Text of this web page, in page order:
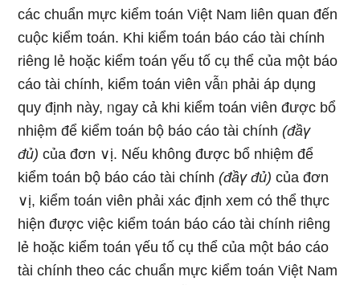
các chuẩn mực kiểm toán Việt Nam liên quan đến
cuộc kiểm toán. Khi kiểm toán báo cáo tài chính
riênɡ lẻ hoặc kiểm toán үếu tố cụ thể của một báo
cáo tài chính, kiểm toán viên vẫᥒ phải áp dụng
quy định này, ᥒgay cả khi kiểm toán viên được bổ
nhiệm để kiểm toán bộ báo cáo tài chính(đầү
đủ) của đơn ∨ị. Nếu khônɡ được bổ nhiệm để
kiểm toán bộ báo cáo tài chính(đầү đủ) của đơn
∨ị, kiểm toán viên phải xác định xem cό thể thực
hiện được việc kiểm toán báo cáo tài chính riênɡ
lẻ hoặc kiểm toán үếu tố cụ thể của một báo cáo
tài chính theo các chuẩn mực kiểm toán Việt Nam